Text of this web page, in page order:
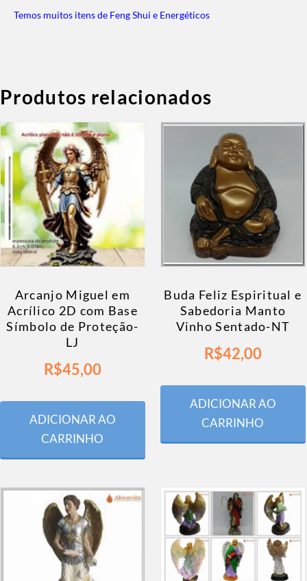
Temos muitos itens de Feng Shui e Energéticos
Produtos relacionados
Arcanjo Miguel em
Acrílico 2D com Base
Símbolo de Proteção-
LJ
R$45,00
ADICIONAR AO
CARRINHO
Buda Feliz Espiritual e
Sabedoria Manto
Vinho Sentado-NT
R$42,00
ADICIONAR AO
CARRINHO